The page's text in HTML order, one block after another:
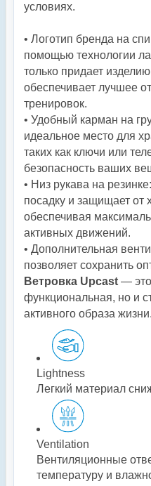
условиях.
• Логотип бренда на
помощью технологии
только придает
обеспечивает лучшее
тренировок.
• Удобный карман на
идеальное место для
таких как ключи или
безопасность ваших
• Низ рукава на
посадку и защищает от
обеспечивая
активных движений.
• Дополнительная
позволяет сохранить
Ветровка Upcast —
функциональная, но и
активного образа жизни.
Lightness
Легкий материал
Ventilation
Вентиляционные
температуру и